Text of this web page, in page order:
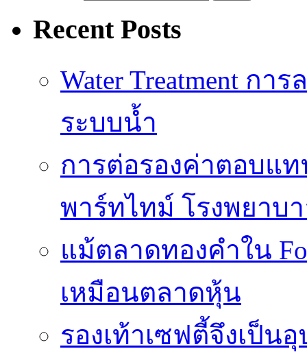
Recent Posts
Water Treatment ก
ระบบน้ำ
การต่อรองค่าตอบแ
พาร์ทไทม์ โรงพยาบ
แม้ตลาดทองคำใน
เหมือนตลาดหุ้น
รองเท้าเซฟตี้จึงเป็